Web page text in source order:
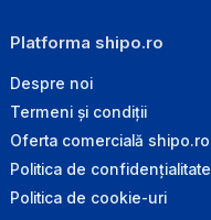
Platforma shipo.ro
Despre noi
Termeni și condiții
Oferta comercială shipo.ro
Politica de confidențialitate
Politica de cookie-uri